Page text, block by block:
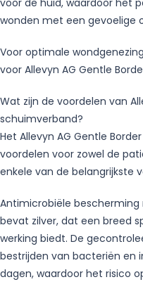
voor de huid, waardoor het
wonden met een gevoelige
Voor optimale
voor Allevyn AG Gentle
Wat zijn de voordelen van
schuimverband?
Het Allevyn AG Gentle
voordelen voor zowel de
enkele van de belangrijkste
Antimicrobiële
bevat zilver, dat een breed
werking biedt. De
bestrijden van bacteriën en
dagen, waardoor het risico